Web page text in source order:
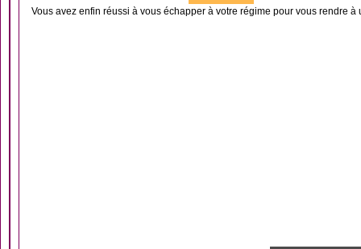
Vous avez enfin réussi à vous échapper à votre régime pour vous rendre à